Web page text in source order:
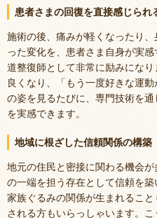
患者さまの回復を直接感じられ
施術の後、痛みが軽くなったり
った変化を、患者さま自身が実
道整復師として非常に励みにな
良くなり、「もう一度好きな運
の姿を見るたびに、専門技術を
を実感できます。
地域に根ざした信頼関係の構築
地元の住民と密接に関わる機会
の一端を担う存在として信頼を
家族ぐるみの関係が生まれるこ
される方もいらっしゃいます。こ